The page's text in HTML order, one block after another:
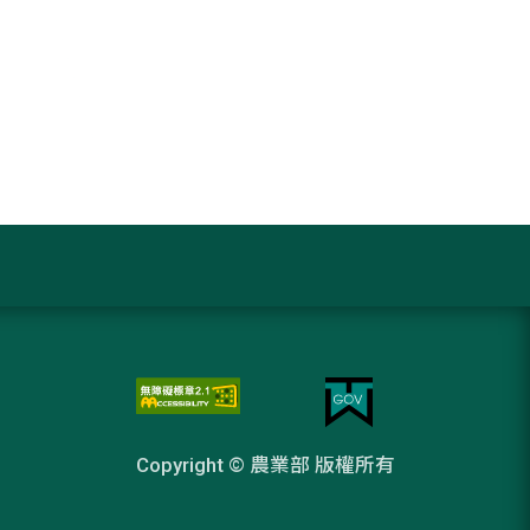
Copyright © 農業部 版權所有